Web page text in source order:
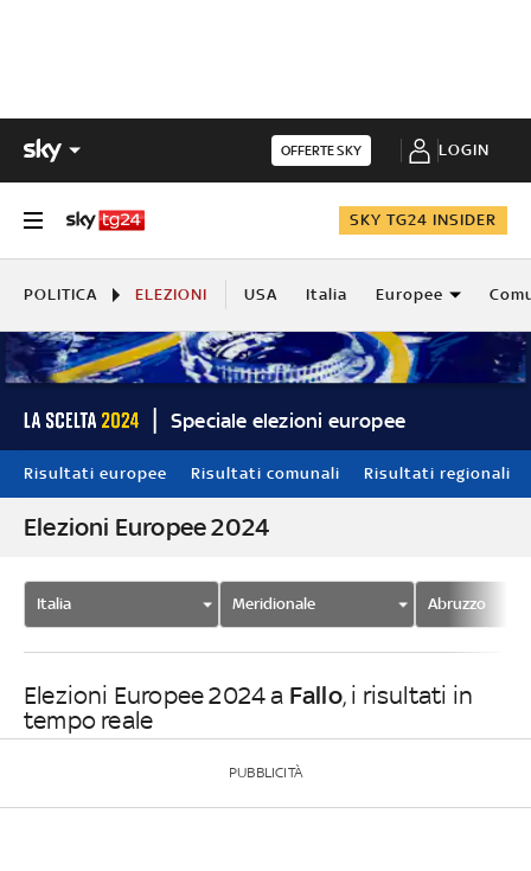
OFFERTE SKY LOGIN
SKY TG24 INSIDER
POLITICA ELEZIONI USA Italia Europee
Speciale elezioni europee
Risultati europee Risultati comunali Risultati regionali
Elezioni Europee 2024
Italia Meridionale Abruzzo
Elezioni Europee 2024 a Fallo, i risultati in
tempo reale
PUBBLICITÀ